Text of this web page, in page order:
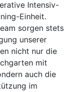
Intensiv-
Einheit.
sorgen stets
unserer
nicht nur die
mit
auch die
im